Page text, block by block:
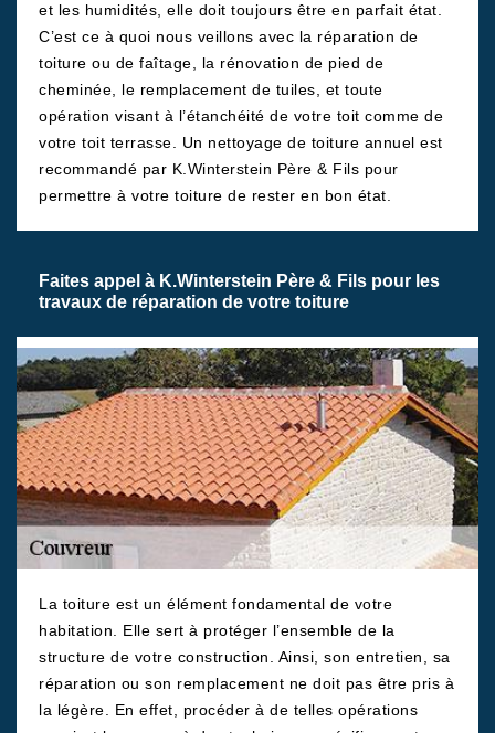
et les humidités, elle doit toujours être en parfait état.
C’est ce à quoi nous veillons avec la réparation de
toiture ou de faîtage, la rénovation de pied de
cheminée, le remplacement de tuiles, et toute
opération visant à l’étanchéité de votre toit comme de
votre toit terrasse. Un nettoyage de toiture annuel est
recommandé par K.Winterstein Père & Fils pour
permettre à votre toiture de rester en bon état.
Faites appel à K.Winterstein Père & Fils pour les
travaux de réparation de votre toiture
La toiture est un élément fondamental de votre
habitation. Elle sert à protéger l’ensemble de la
structure de votre construction. Ainsi, son entretien, sa
réparation ou son remplacement ne doit pas être pris à
la légère. En effet, procéder à de telles opérations